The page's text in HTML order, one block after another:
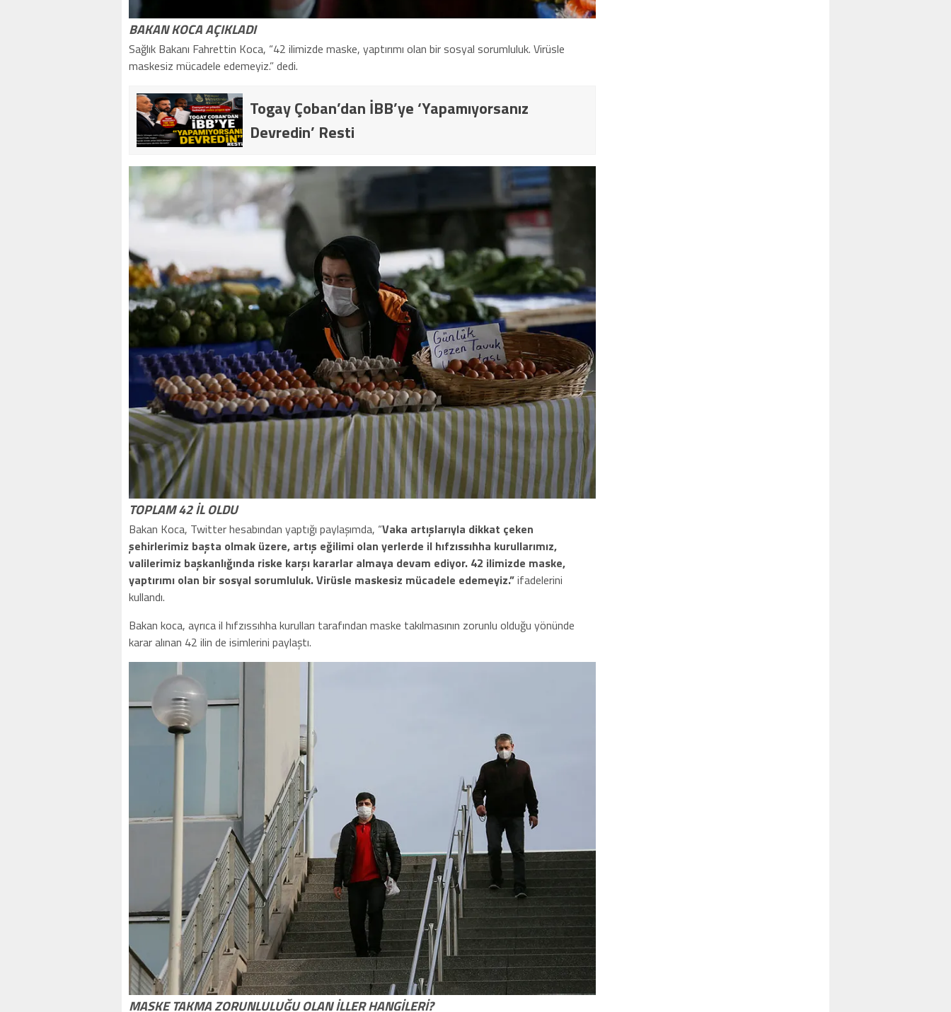
BAKAN KOCA AÇIKLADI
Sağlık Bakanı Fahrettin Koca, “42 ilimizde maske, yaptırımı olan bir sosyal sorumluluk. Virüsle
maskesiz mücadele edemeyiz.” dedi.
Togay Çoban’dan İBB’ye ‘Yapamıyorsanız
Devredin’ Resti
TOPLAM 42 İL OLDU
Bakan Koca, Twitter hesabından yaptığı paylaşımda, “Vaka artışlarıyla dikkat çeken
şehirlerimiz başta olmak üzere, artış eğilimi olan yerlerde il hıfzıssıhha kurullarımız,
valilerimiz başkanlığında riske karşı kararlar almaya devam ediyor. 42 ilimizde maske,
yaptırımı olan bir sosyal sorumluluk. Virüsle maskesiz mücadele edemeyiz.”ifadelerini
kullandı.
Bakan koca, ayrıca il hıfzıssıhha kurulları tarafından maske takılmasının zorunlu olduğu yönünde
karar alınan 42 ilin de isimlerini paylaştı.
MASKE TAKMA ZORUNLULUĞU OLAN İLLER HANGİLERİ?